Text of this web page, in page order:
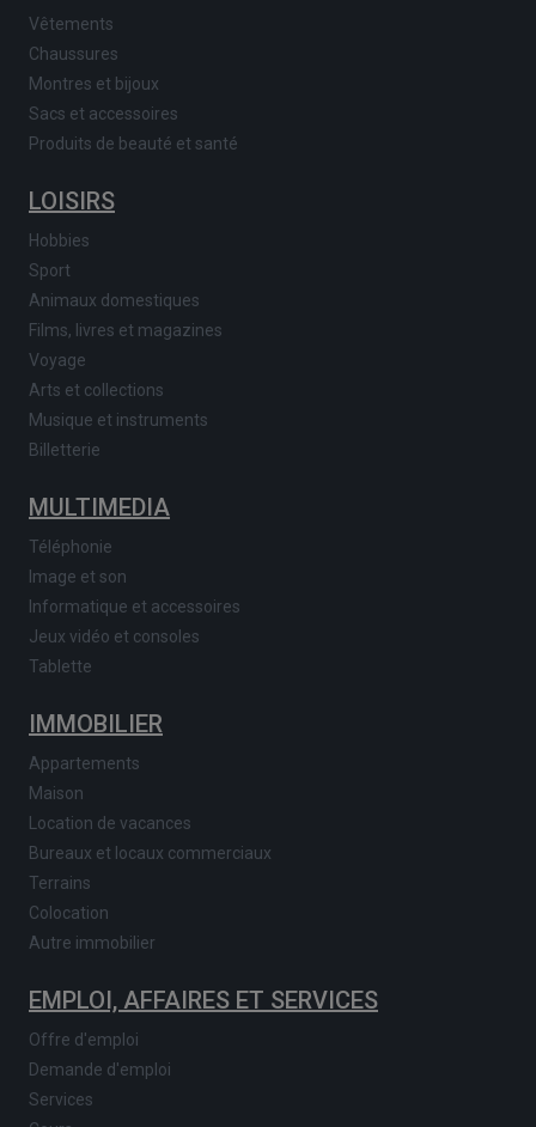
Vêtements
Chaussures
Montres et bijoux
Sacs et accessoires
Produits de beauté et santé
LOISIRS
Hobbies
Sport
Animaux domestiques
Films, livres et magazines
Voyage
Arts et collections
Musique et instruments
Billetterie
MULTIMEDIA
Téléphonie
Image et son
Informatique et accessoires
Jeux vidéo et consoles
Tablette
IMMOBILIER
Appartements
Maison
Location de vacances
Bureaux et locaux commerciaux
Terrains
Colocation
Autre immobilier
EMPLOI, AFFAIRES ET SERVICES
Offre d'emploi
Demande d'emploi
Services